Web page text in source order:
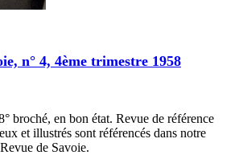
n° 4, 4ème trimestre 1958
broché, en bon état. Revue de référence
et illustrés sont référencés dans notre
de Savoie.